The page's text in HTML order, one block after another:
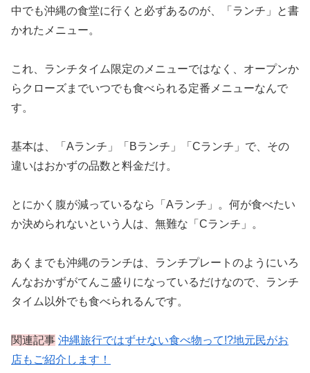
中でも沖縄の食堂に行くと必ずあるのが、「ランチ」と書
かれたメニュー。
これ、ランチタイム限定のメニューではなく、オープンか
らクローズまでいつでも食べられる定番メニューなんで
す。
基本は、「Aランチ」「Bランチ」「Cランチ」で、その
違いはおかずの品数と料金だけ。
とにかく腹が減っているなら「Aランチ」。何が食べたい
か決められないという人は、無難な「Cランチ」。
あくまでも沖縄のランチは、ランチプレートのようにいろ
んなおかずがてんこ盛りになっているだけなので、ランチ
タイム以外でも食べられるんです。
関連記事 沖縄旅行ではずせない食べ物って!?地元民がお
店もご紹介します！